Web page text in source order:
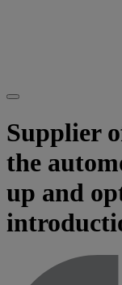
Supplier
the
up and